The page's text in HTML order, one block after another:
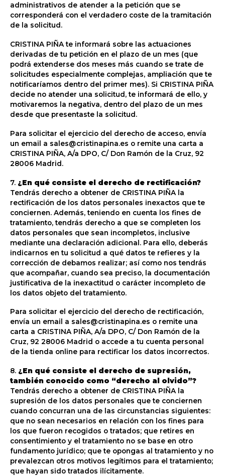
administrativos de atender a la petición que se
corresponderá con el verdadero coste de la tramitación
de la solicitud.
CRISTINA PIÑA te informará sobre las actuaciones
derivadas de tu petición en el plazo de un mes (que
podrá extenderse dos meses más cuando se trate de
solicitudes especialmente complejas, ampliación que te
notificaríamos dentro del primer mes). Si CRISTINA PIÑA
decide no atender una solicitud, te informará de ello, y
motivaremos la negativa, dentro del plazo de un mes
desde que presentaste la solicitud.
Para solicitar el ejercicio del derecho de acceso, envía
un email a sales@cristinapina.es o remite una carta a
CRISTINA PIÑA, A/a DPO, C/ Don Ramón de la Cruz, 92
28006 Madrid.
7. ¿En qué consiste el derecho de rectificación?
Tendrás derecho a obtener de CRISTINA PIÑA la
rectificación de los datos personales inexactos que te
conciernen. Además, teniendo en cuenta los fines de
tratamiento, tendrás derecho a que se completen los
datos personales que sean incompletos, inclusive
mediante una declaración adicional. Para ello, deberás
indicarnos en tu solicitud a qué datos te refieres y la
corrección de debamos realizar; así como nos tendrás
que acompañar, cuando sea preciso, la documentación
justificativa de la inexactitud o carácter incompleto de
los datos objeto del tratamiento.
Para solicitar el ejercicio del derecho de rectificación,
envía un email a sales@cristinapina.es o remite una
carta a CRISTINA PIÑA, A/a DPO, C/ Don Ramón de la
Cruz, 92 28006 Madrid o accede a tu cuenta personal
de la tienda online para rectificar los datos incorrectos.
8. ¿En qué consiste el derecho de supresión,
también conocido como “derecho al olvido”?
Tendrás derecho a obtener de CRISTINA PIÑA la
supresión de los datos personales que te conciernen
cuando concurran una de las circunstancias siguientes:
que no sean necesarios en relación con los fines para
los que fueron recogidos o tratados; que retires en
consentimiento y el tratamiento no se base en otro
fundamento jurídico; que te opongas al tratamiento y no
prevalezcan otros motivos legítimos para el tratamiento;
que hayan sido tratados ilícitamente.